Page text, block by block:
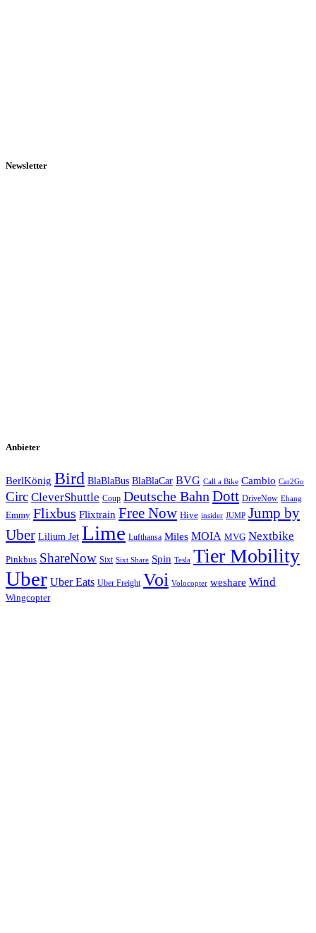
Newsletter
Anbieter
BerlKönig Bird BlaBlaBus BlaBlaCar BVG Call a Bike Cambio Car2Go
Circ CleverShuttle Coup Deutsche Bahn Dott DriveNow Ehang
Emmy Flixbus Flixtrain Free Now Hive insider JUMP Jump by
Uber Lilium Jet Lime Lufthansa Miles MOIA MVG Nextbike
Pinkbus ShareNow Sixt Sixt Share Spin Tesla Tier Mobility
Uber Uber Eats Uber Freight Voi Volocopter weshare Wind
Wingcopter